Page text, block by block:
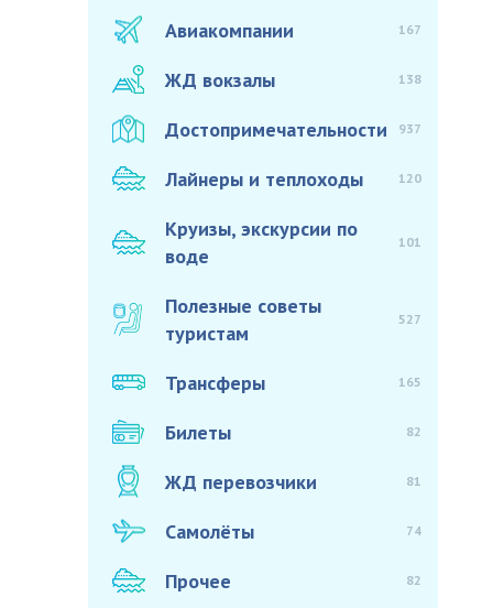
Авиакомпании 167
ЖД вокзалы 138
Достопримечательности 937
Лайнеры и теплоходы 120
Круизы, экскурсии по
воде
101
Полезные советы
туристам
527
Трансферы 165
Билеты 82
ЖД перевозчики 81
Самолёты 74
Прочее 82